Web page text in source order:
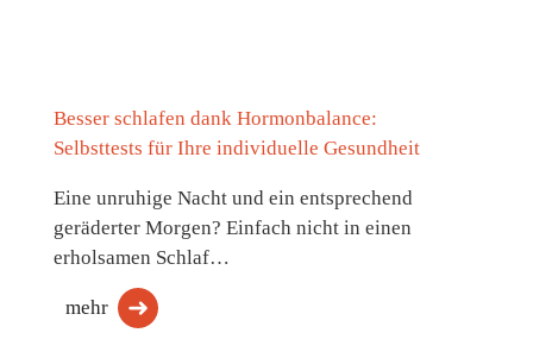
Besser schlafen dank Hormonbalance:
Selbsttests für Ihre individuelle Gesundheit
Eine unruhige Nacht und ein entsprechend
geräderter Morgen? Einfach nicht in einen
erholsamen Schlaf…
mehr